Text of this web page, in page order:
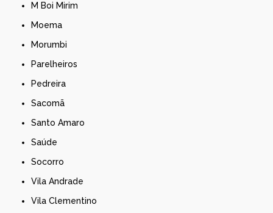
M Boi Mirim
Moema
Morumbi
Parelheiros
Pedreira
Sacomã
Santo Amaro
Saúde
Socorro
Vila Andrade
Vila Clementino